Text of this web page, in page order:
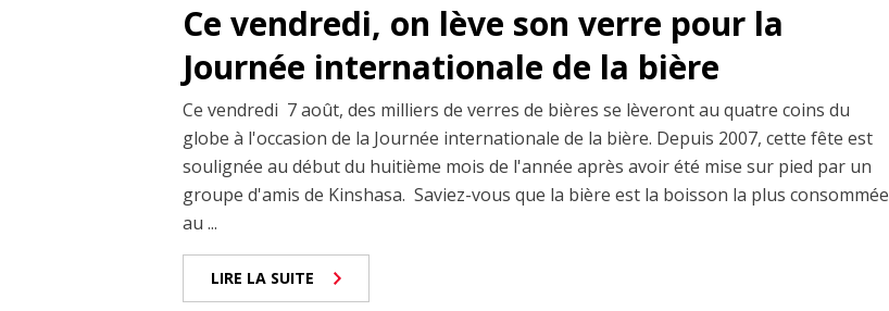
Ce vendredi, on lève son verre pour la
Journée internationale de la bière
Ce vendredi 7 août, des milliers de verres de bières se lèveront au quatre coins du
globe à l'occasion de la Journée internationale de la bière. Depuis 2007, cette fête est
soulignée au début du huitième mois de l'année après avoir été mise sur pied par un
groupe d'amis de Kinshasa. Saviez-vous que la bière est la boisson la plus consommée
au ...
LIRE LA SUITE